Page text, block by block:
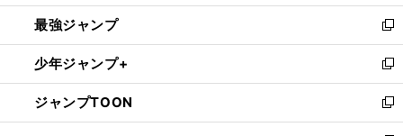
ン
ド
ウ
で
開
く
ウ
ィ
ン
ド
ウ
で
開
し
い
ウ
ィ
ン
ド
ウ
最強ジャンプ
新
し
い
ウ
ィ
ン
少年ジャンプ+
新
し
い
ウ
ジャンプTOON
新
し